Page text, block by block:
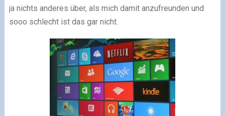
ja nichts anderes über, als mich damit anzufreunden und
sooo schlecht ist das gar nicht.